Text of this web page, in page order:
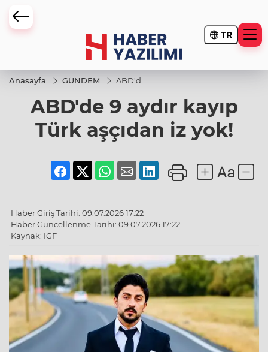
TR
Anasayfa GÜNDEM
ABD'de
kayıp
Türk
aşçıdan
iz yok!
ABD'de 9 aydır kayıp
Türk aşçıdan iz yok!
Haber Giriş Tarihi: 09.07.2026 17:22
Haber Güncellenme Tarihi: 09.07.2026 17:22
Kaynak: IGF